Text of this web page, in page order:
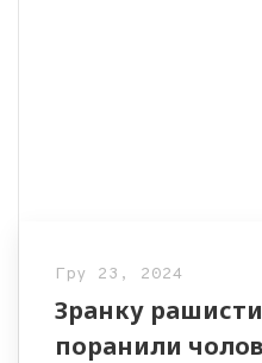
Гру 23, 2024
Зранку
поранили